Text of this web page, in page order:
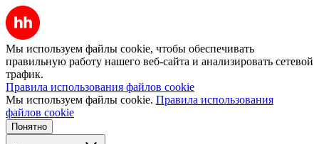
Мы используем файлы cookie, чтобы обеспечивать
правильную работу нашего веб-сайта и анализировать сетевой
трафик.
Правила использования файлов cookie
Мы используем файлы cookie. Правила использования
файлов cookie
Понятно